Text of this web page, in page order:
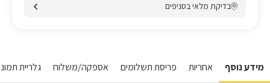
בדיקת מלאי בסניפים
מידע נוסף אחריות פריסת תשלומים אספקה/משלוח גלריית